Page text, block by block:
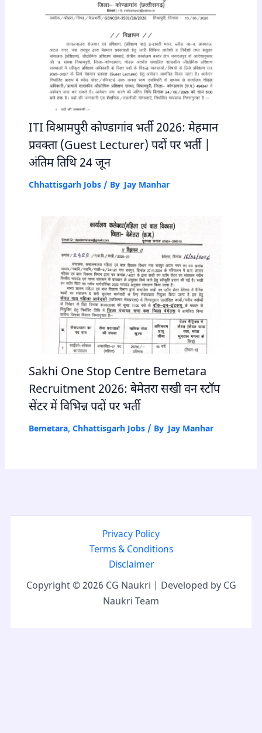
ITI विश्रामपुरी कोण्डागांव भर्ती 2026: मेहमान
प्रवक्ता (Guest Lecturer) पदों पर भर्ती |
अंतिम तिथि 24 जून
Chhattisgarh Jobs/ By Jay Manhar
Sakhi One Stop Centre Bemetara
Recruitment 2026: बेमेतरा सखी वन स्टॉप
सेंटर में विभिन्न पदों पर भर्ती
Bemetara, Chhattisgarh Jobs/ By Jay Manhar
Privacy Policy
Terms & Conditions
Disclaimer
Copyright © 2026 CG Naukri | Developed by CG
Naukri Team